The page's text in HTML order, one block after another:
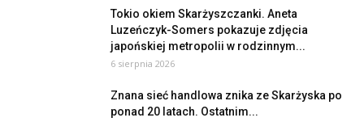
Tokio okiem Skarżyszczanki. Aneta
Luzeńczyk-Somers pokazuje zdjęcia
japońskiej metropolii w rodzinnym...
6 sierpnia 2026
Znana sieć handlowa znika ze Skarżyska po
ponad 20 latach. Ostatnim...